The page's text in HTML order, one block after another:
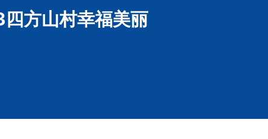
方山村幸福美丽